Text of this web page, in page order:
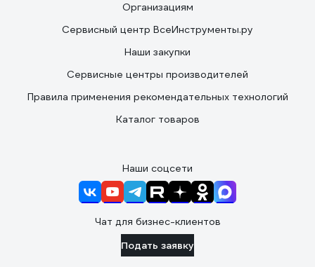
Организациям
Сервисный центр ВсеИнструменты.ру
Наши закупки
Сервисные центры производителей
Правила применения рекомендательных технологий
Каталог товаров
Наши соцсети
Чат для бизнес-клиентов
Подать заявку